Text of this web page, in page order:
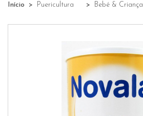
Início Puericultura Bebé & Criança